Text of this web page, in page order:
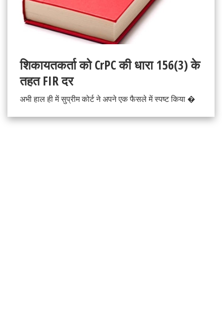
शिकायतकर्ता को CrPC की धारा 156(3) के
तहत FIR दर
अभी हाल ही में सुप्रीम कोर्ट ने अपने एक फैसले में स्पष्ट किया �